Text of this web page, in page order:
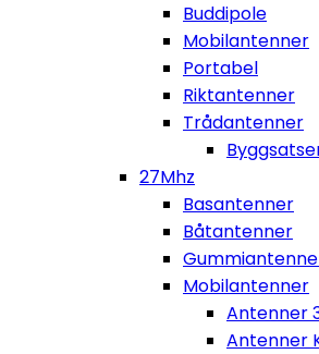
Buddipole
Mobilantenner
Portabel
Riktantenner
Trådantenner
27Mhz
Basantenner
Båtantenner
Mobilantenner
Antenner
Antenner